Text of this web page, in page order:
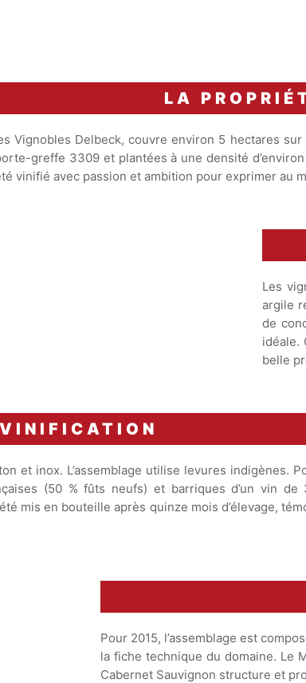
LA
Vignobles Delbeck, couvre environ 5 hectares
greffe 3309 et plantées à une densité
vinifié avec passion et ambition pour exprimer au
Les
argile
de
idéale.
belle
VINIFICATION
et inox. L’assemblage utilise levures indigènes.
(50 % fûts neufs) et barriques d’un vin
mis en bouteille après quinze mois d’élevage,
Pour 2015, l’assemblage est
la fiche technique du domaine. Le
Cabernet Sauvignon structure et